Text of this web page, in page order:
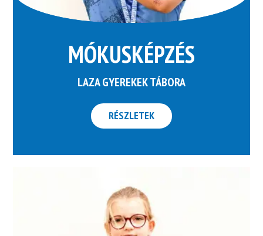
MÓKUSKÉPZÉS
LAZA GYEREKEK TÁBORA
RÉSZLETEK